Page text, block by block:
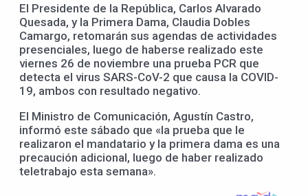
El Presidente de la República, Carlos Alvarado
Quesada, y la Primera Dama, Claudia Dobles
Camargo, retomarán sus agendas de actividades
presenciales, luego de haberse realizado este
viernes 26 de noviembre una prueba PCR que
detecta el virus SARS-CoV-2 que causa la COVID-
19, ambos con resultado negativo.
El Ministro de Comunicación, Agustín Castro,
informó este sábado que «la prueba que le
realizaron el mandatario y la primera dama es una
precaución adicional, luego de haber realizado
teletrabajo esta semana».